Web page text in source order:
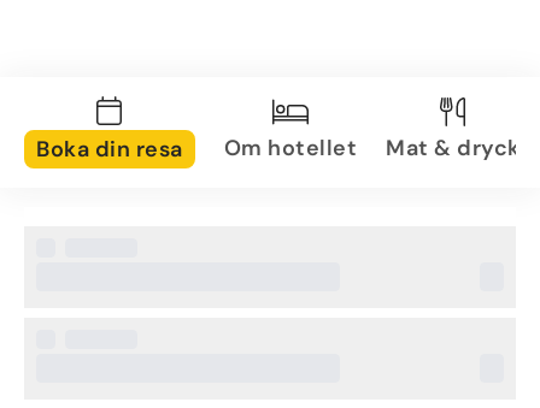
Boka din resa Om hotellet Mat & dryck